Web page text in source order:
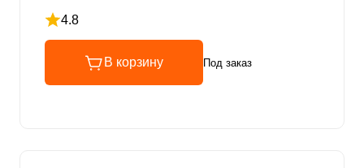
4.8
Рейтинг 4.8 из 5
В корзину Под заказ